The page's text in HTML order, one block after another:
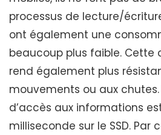
processus de lecture/
ont également une
beaucoup plus faible. Cette
rend également plus
mouvements ou aux
d’accès aux informations est
milliseconde sur le SSD. Par